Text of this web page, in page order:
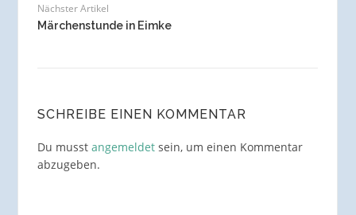
Nächster Artikel
Märchenstunde in Eimke
SCHREIBE EINEN KOMMENTAR
Du musst angemeldetsein, um einen Kommentar
abzugeben.